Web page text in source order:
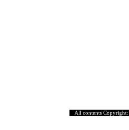
All contents Copyright: